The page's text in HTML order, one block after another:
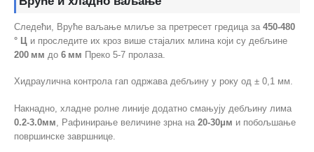
Следећи, Вруће ваљање млиље за претресет гредица за 450-480
° Ц и проследите их кроз више стајалих млина који су дебљине
200 мм до 6 мм Преко 5-7 пролаза.
Хидраулична контрола гап одржава дебљину у року од ± 0,1 мм.
Накнадно, хладне ролне линије додатно смањују дебљину лима
0.2-3.0мм, Рафинирање величине зрна на 20-30μм и побољшање
површинске завршнице.